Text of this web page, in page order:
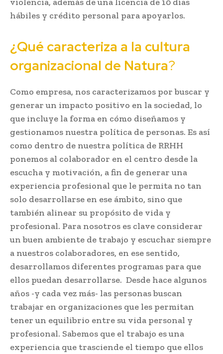
hábiles y crédito personal para apoyarlos.
¿Qué caracteriza a la cultura
organizacional de Natura?
Como empresa, nos caracterizamos por buscar y
generar un impacto positivo en la sociedad, lo
que incluye la forma en cómo diseñamos y
gestionamos nuestra política de personas. Es así
como dentro de nuestra política de RRHH
ponemos al colaborador en el centro desde la
escucha y motivación, a fin de generar una
experiencia profesional que le permita no tan
solo desarrollarse en ese ámbito, sino que
también alinear su propósito de vida y
profesional. Para nosotros es clave considerar
un buen ambiente de trabajo y escuchar siempre
a nuestros colaboradores, en ese sentido,
desarrollamos diferentes programas para que
ellos puedan desarrollarse. Desde hace algunos
años -y cada vez más- las personas buscan
trabajar en organizaciones que les permitan
tener un equilibrio entre su vida personal y
profesional. Sabemos que el trabajo es una
experiencia que trasciende el tiempo que ellos